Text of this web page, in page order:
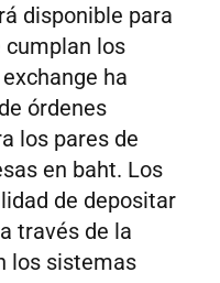
disponible para
cumplan los
ha
órdenes
los pares de
en baht. Los
de depositar
través de la
los sistemas